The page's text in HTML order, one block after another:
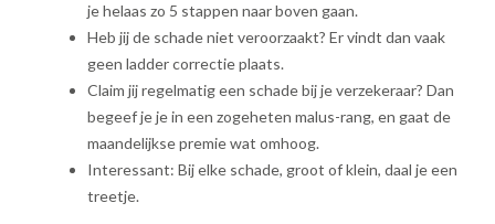
je helaas zo 5 stappen naar boven gaan.
Heb jij de schade niet veroorzaakt? Er vindt dan vaak
geen ladder correctie plaats.
Claim jij regelmatig een schade bij je verzekeraar? Dan
begeef je je in een zogeheten malus-rang, en gaat de
maandelijkse premie wat omhoog.
Interessant: Bij elke schade, groot of klein, daal je een
treetje.